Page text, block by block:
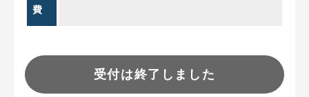
費
受付は終了しました